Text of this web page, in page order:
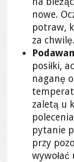
nowe.
potraw,
za chwilę.
posiłki,
naganę
zaletą u
pytanie
przy